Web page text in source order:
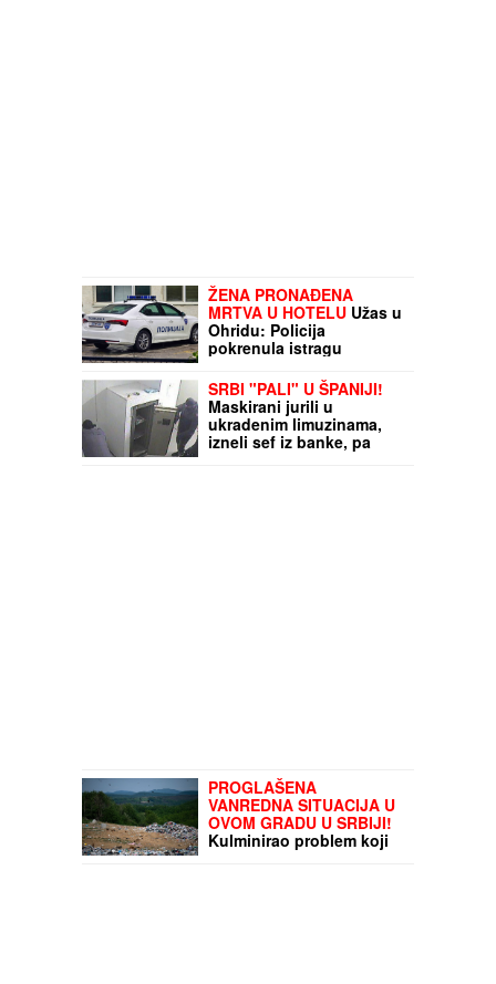
ŽENA PRONAĐENA
MRTVA U HOTELU Užas u
Ohridu: Policija
pokrenula istragu
SRBI "PALI" U ŠPANIJI!
Maskirani jurili u
ukradenim limuzinama,
izneli sef iz banke, pa
PROGLAŠENA
VANREDNA SITUACIJA U
OVOM GRADU U SRBIJI!
Kulminirao problem koji